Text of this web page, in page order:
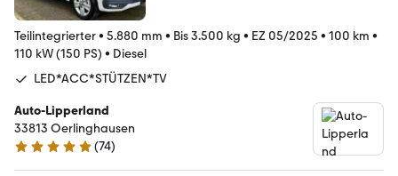
Teilintegrierter• 5.880 mm • Bis 3.500 kg • EZ 05/2025 • 100 km •
110 kW (150 PS) • Diesel
LED*ACC*STÜTZEN*TV
Auto-Lipperland
33813 Oerlinghausen
4.9 Sterne
(74)